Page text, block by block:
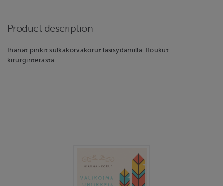
Product description
Ihanat pinkit sulkakorvakorut lasisydämillä. Koukut
kirurginterästä.